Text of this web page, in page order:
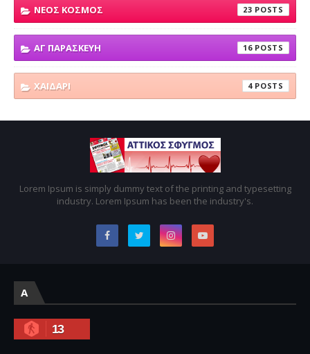
ΝΕΟΣ ΚΟΣΜΟΣ 23
ΑΓ ΠΑΡΑΣΚΕΥΗ 16
ΧΑΙΔΑΡΙ 4
Lorem Ipsum is simply dummy text of the printing and typesetting
industry. Lorem Ipsum has been the industry's.
A
13